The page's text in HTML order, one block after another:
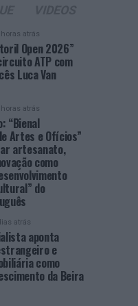
horas atrás
Open 2026”
ATP com
Luca Van
horas atrás
“Bienal
Artes e Ofícios”
artesanato,
como
do
atrás
aponta
e
como
da Beira